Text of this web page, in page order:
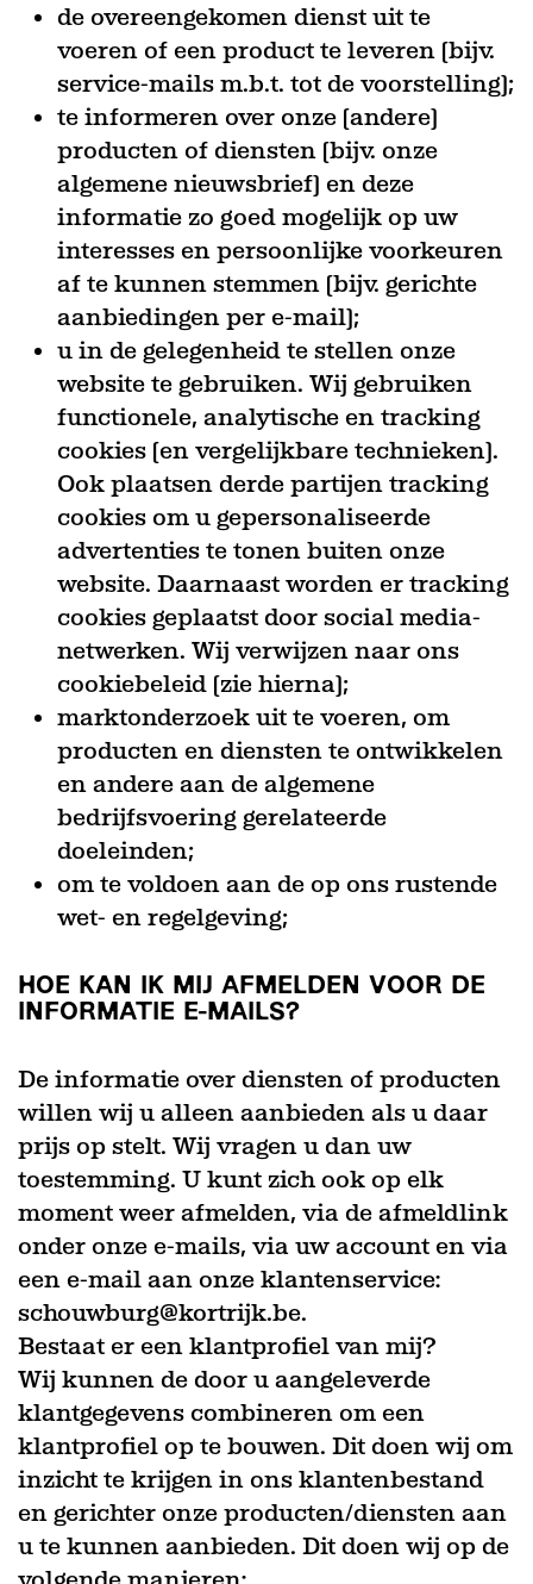
de overeengekomen dienst uit te
voeren of een product te leveren (bijv.
service-mails m.b.t. tot de voorstelling);
te informeren over onze (andere)
producten of diensten (bijv. onze
algemene nieuwsbrief) en deze
informatie zo goed mogelijk op uw
interesses en persoonlijke voorkeuren
af te kunnen stemmen (bijv. gerichte
aanbiedingen per e-mail);
u in de gelegenheid te stellen onze
website te gebruiken. Wij gebruiken
functionele, analytische en tracking
cookies (en vergelijkbare technieken).
Ook plaatsen derde partijen tracking
cookies om u gepersonaliseerde
advertenties te tonen buiten onze
website. Daarnaast worden er tracking
cookies geplaatst door social media-
netwerken. Wij verwijzen naar ons
cookiebeleid (zie hierna);
marktonderzoek uit te voeren, om
producten en diensten te ontwikkelen
en andere aan de algemene
bedrijfsvoering gerelateerde
doeleinden;
om te voldoen aan de op ons rustende
wet- en regelgeving;
HOE KAN IK MIJ AFMELDEN VOOR DE
INFORMATIE E-MAILS?
De informatie over diensten of producten
willen wij u alleen aanbieden als u daar
prijs op stelt. Wij vragen u dan uw
toestemming. U kunt zich ook op elk
moment weer afmelden, via de afmeldlink
onder onze e-mails, via uw account en via
een e-mail aan onze klantenservice:
schouwburg@kortrijk.be.
Bestaat er een klantprofiel van mij?
Wij kunnen de door u aangeleverde
klantgegevens combineren om een
klantprofiel op te bouwen. Dit doen wij om
inzicht te krijgen in ons klantenbestand
en gerichter onze producten/diensten aan
u te kunnen aanbieden. Dit doen wij op de